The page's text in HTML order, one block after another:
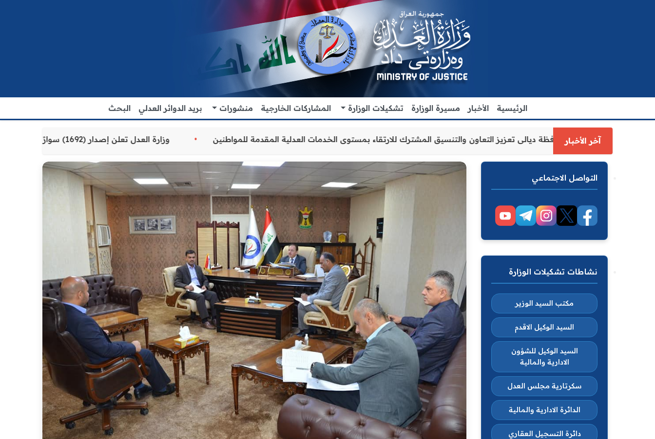
الرئيسية الأخبار مسيرة الوزارة تشكيلات الوزارة المشاركات الخارجية منشورات بريد الدوائر العدلي البحث
آخر الأخبار
العدل الاقدم يبحث مع رئيس مجلس محافظة ديالى تعزيز التعاون والتنسيق المشترك للارتقاء بمستوى الخدمات العدلية المقدمة للمواطنين وزارة العدل تعلن إصدار (1692) سوارًا إلكترونيًا لنزلاء سجن الناصرية المركزي لتنظيم التعاملات المالية داخل المؤسسات الإصلاحية
التواصل الاجتماعي
نشاطات تشكيلات الوزارة
مكتب السيد الوزير
السيد الوكيل الاقدم
السيد الوكيل للشؤون
الادارية والمالية
سكرتارية مجلس العدل
الدائرة الادارية والمالية
دائرة التسجيل العقاري